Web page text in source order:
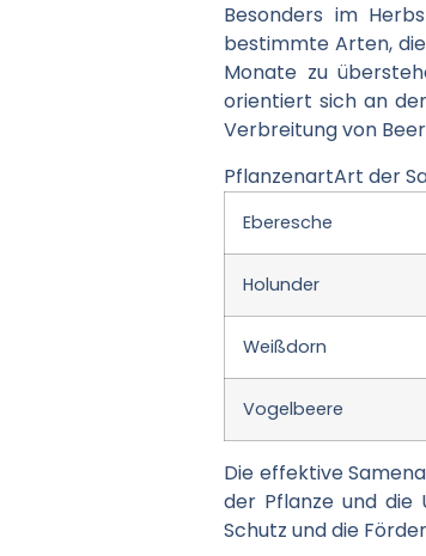
Besonders im
bestimmte Arten,
Monate zu
orientiert sich an
Verbreitung von
PflanzenartArt der
Eberesche
Holunder
Weißdorn
Vogelbeere
Die effektive
der Pflanze und die
Schutz und die